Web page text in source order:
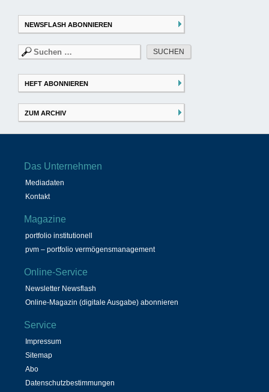
NEWSFLASH ABONNIEREN
Suchen
nach:
HEFT ABONNIEREN
ZUM ARCHIV
Das Unternehmen
Mediadaten
Kontakt
Magazine
portfolio institutionell
pvm – portfolio vermögensmanagement
Online-Service
Newsletter Newsflash
Online-Magazin (digitale Ausgabe) abonnieren
Service
Impressum
Sitemap
Abo
Datenschutzbestimmungen